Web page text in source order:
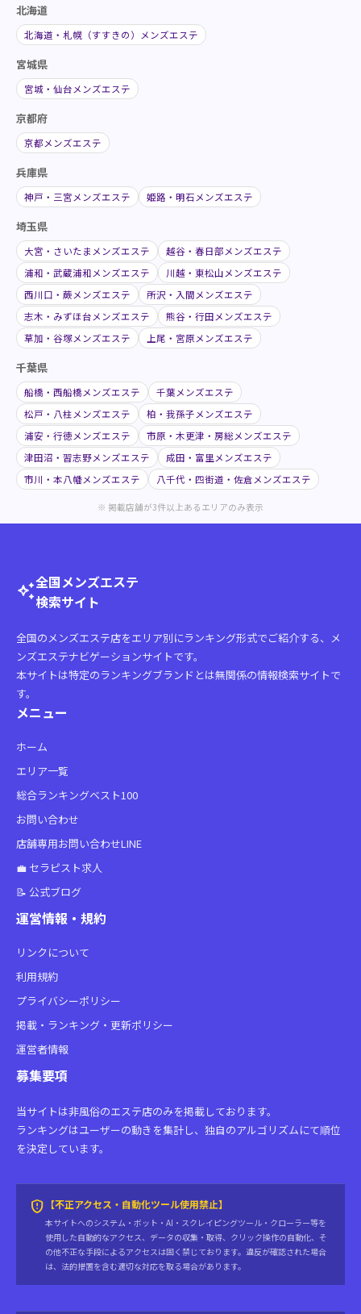
北海道
北海道・札幌（すすきの）メンズエステ
宮城県
宮城・仙台メンズエステ
京都府
京都メンズエステ
兵庫県
神戸・三宮メンズエステ 姫路・明石メンズエステ
埼玉県
大宮・さいたまメンズエステ
越谷・春日部メンズエステ
浦和・武蔵浦和メンズエステ
川越・東松山メンズエステ
西川口・蕨メンズエステ
所沢・入間メンズエステ
志木・みずほ台メンズエステ
熊谷・行田メンズエステ
草加・谷塚メンズエステ
上尾・宮原メンズエステ
千葉県
船橋・西船橋メンズエステ
千葉メンズエステ
松戸・八柱メンズエステ
柏・我孫子メンズエステ
浦安・行徳メンズエステ
市原・木更津・房総メンズエステ
津田沼・習志野メンズエステ
成田・富里メンズエステ
市川・本八幡メンズエステ
八千代・四街道・佐倉メンズエステ
※ 掲載店舗が3件以上あるエリアのみ表示
auto_awesome全国メンズエステ
検索サイト
全国のメンズエステ店をエリア別にランキング形式でご紹介する、メ
ンズエステナビゲーションサイトです。
本サイトは特定のランキングブランドとは無関係の情報検索サイトで
す。
メニュー
ホーム
エリア一覧
総合ランキングベスト100
お問い合わせ
店舗専用お問い合わせLINE
💼 セラピスト求人
📝 公式ブログ
運営情報・規約
リンクについて
利用規約
プライバシーポリシー
掲載・ランキング・更新ポリシー
運営者情報
募集要項
当サイトは非風俗のエステ店のみを掲載しております。
ランキングはユーザーの動きを集計し、独自のアルゴリズムにて順位
を決定しています。
gpp_maybe 【不正アクセス・自動化ツール使用禁止】
本サイトへのシステム・ボット・AI・スクレイピングツール・クローラー等を
使用した自動的なアクセス、データの収集・取得、クリック操作の自動化、そ
の他不正な手段によるアクセスは固く禁じております。違反が確認された場合
は、法的措置を含む適切な対応を取る場合があります。